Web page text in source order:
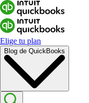
Elige tu plan
Blog de QuickBooks